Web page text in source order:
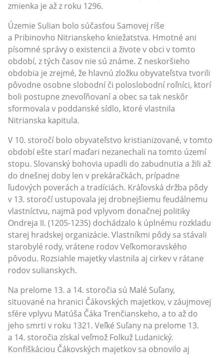
zmienka je až z roku 1296.
Územie Sulian bolo súčasťou Samovej ríše
a Pribinovho Nitrianskeho kniežatstva. Hmotné ani
písomné správy o existencii a živote v obci v tomto
období, z tých časov nie sú známe. Z neskoršieho
obdobia je zrejmé, že hlavnú zložku obyvateľstva tvorili
pôvodne osobne slobodní či poloslobodní roľníci, ktorí
boli postupne znevoľňovaní a obec sa tak neskôr
sformovala v poddanské sídlo, ktoré vlastnila
Nitrianska kapitula.
V 10. storočí bolo obyvateľstvo kristianizované, v tomto
období ešte starí maďari nezanechali na tomto území
stopu. Slovanský bohovia upadli do zabudnutia a žili až
do dnešnej doby len v prekáračkách, prípadne
ľudových poverách a tradíciách. Kráľovská držba pôdy
v 13. storočí ustupovala jej drobnejšiemu feudálnemu
vlastníctvu, najmä pod vplyvom donačnej politiky
Ondreja II. (1205-1235) dochádzalo k úplnému rozkladu
starej hradskej organizácie. Vlastníkmi pôdy sa stávali
starobylé rody, vrátene rodov Veľkomoravského
pôvodu. Rozsiahle majetky vlastnila aj cirkev v rátane
rodov sulianskych.
Na prelome 13. a 14. storočia sú Malé Suľany,
situované na hranici Čákovských majetkov, v záujmovej
sfére vplyvu Matúša Čáka Trenčianskeho, a to až do
jeho smrti v roku 1321. Veľké Suľany na prelome 13.
a 14. storočia získal veľmož Folkuž Ludanický.
Konfiškáciou Čákovských majetkov sa obnovilo aj